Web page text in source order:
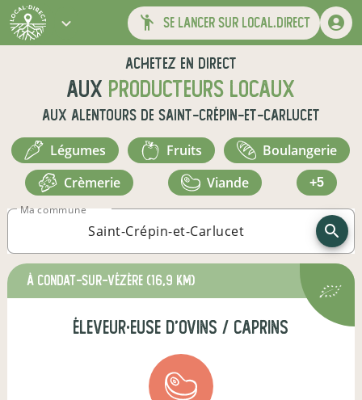
se lancer sur local.direct
Achetez en direct
aux producteurs locaux
aux alentours de Saint-Crépin-et-Carlucet
légumes fruits
boulangerie
crèmerie
viande +5
Ma commune
à Condat-sur-Vézère (16,9 km)
éleveur·euse d'ovins / caprins